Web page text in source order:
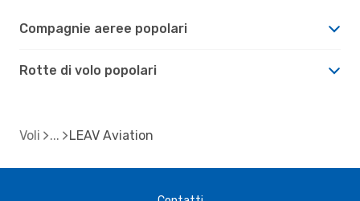
Compagnie aeree popolari
Rotte di volo popolari
Voli LEAV Aviation